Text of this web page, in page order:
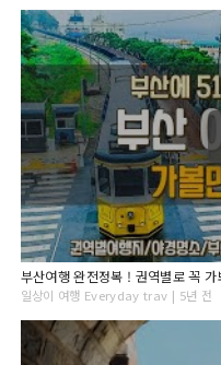
일상이 여행 Everyday trav | 5년 전